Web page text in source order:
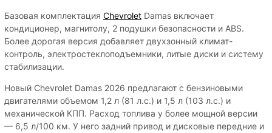
Базовая комплектация Chevrolet Damas включает
кондиционер, магнитолу, 2 подушки безопасности и ABS.
Более дорогая версия добавляет двухзонный климат-
контроль, электростеклоподъемники, литые диски и систему
стабилизации.
Новый Chevrolet Damas 2026 предлагают с бензиновыми
двигателями объемом 1,2 л (81 л.с.) и 1,5 л (103 л.с.) и
механической КПП. Расход топлива у более мощной версии
— 6,5 л/100 км. У него задний привод и дисковые передние и